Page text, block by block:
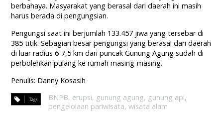
berbahaya. Masyarakat yang berasal dari daerah ini masih
harus berada di pengungsian.
Pengungsi saat ini berjumlah 133.457 jiwa yang tersebar di
385 titik. Sebagian besar pengungsi yang berasal dari daerah
di luar radius 6-7,5 km dari puncak Gunung Agung sudah di
perbolehkan pulang ke rumah masing-masing.
Penulis: Danny Kosasih
BNPB, erupsi, gunung agung, gunung api,
pengelolaan pariwisata,wisata alam